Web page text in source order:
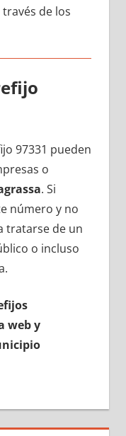
dе los
97331 pueden
ο
. Si
número у no
tratarse dе un
ο incluso
web у